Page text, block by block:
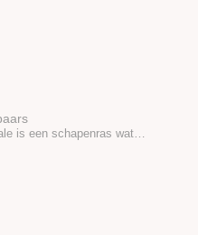
is een schapenras wat…